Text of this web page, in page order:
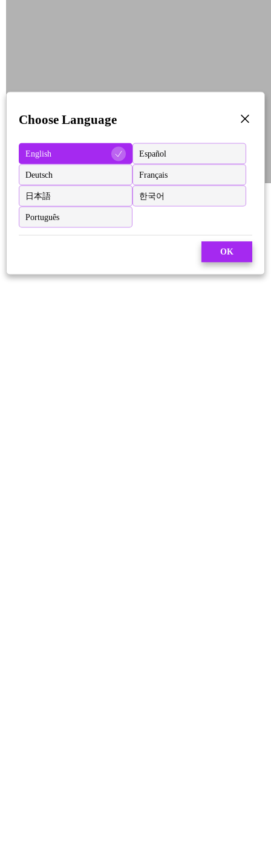
Choose Language
English Español
Deutsch Français
日本語 한국어
Português
OK